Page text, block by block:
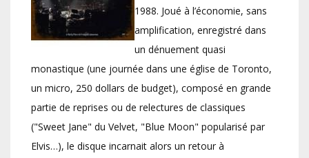
1988. Joué à l’économie, sans
amplification, enregistré dans
un dénuement quasi
monastique (une journée dans une église de Toronto,
un micro, 250 dollars de budget), composé en grande
partie de reprises ou de relectures de classiques
("Sweet Jane" du Velvet, "Blue Moon" popularisé par
Elvis…), le disque incarnait alors un retour à